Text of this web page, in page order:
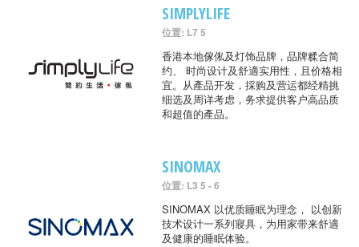
SIMPLYLIFE
位置: L7 5
香港本地傢俬及灯饰品牌，品牌糅合简
约、 时尚设计及舒適实用性，且价格相
宜。从產品开发，採购及营运都经精挑
细选及周详考虑，务求提供客户高品质
和超值的產品。
SINOMAX
位置: L3 5 - 6
SINOMAX 以优质睡眠为理念， 以创新
技术设计一系列寢具，为用家带来舒適
及健康的睡眠体验。